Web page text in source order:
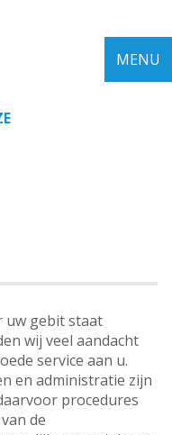
MENU
uw gebit staat
wij veel aandacht
service aan u.
en administratie zijn
procedures
de